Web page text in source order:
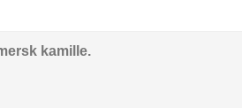
kamille.